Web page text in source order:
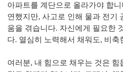
아파트를 계단으로 올라가야 합
연했지만, 사고로 인해 물과 전기
움을 겪습니다. 자신에게 필요한
다. 열심히 노력해서 채워도, 비축
여러분, 내 힘으로 채우는 것은 힘